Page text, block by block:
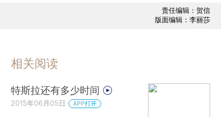
责任编辑：贺信
版面编辑：李丽莎
相关阅读
特斯拉还有多少时间
2015年06月05日 APP打开